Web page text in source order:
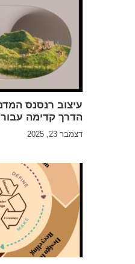
עיצוב רנסנס
הדרך קדימה
דצמבר 23, 2025